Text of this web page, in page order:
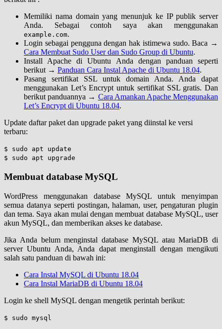
Memiliki nama domain yang menunjuk ke IP publik server
Anda. Sebagai contoh saya akan menggunakan
example.com.
Login sebagai pengguna dengan hak istimewa sudo. Baca →
Cara Membuat Sudo User dan Sudo Group di Ubuntu.
Install Apache di Ubuntu Anda dengan panduan seperti
berikut → Panduan Cara Instal Apache di Ubuntu 18.04.
Pasang sertifikat SSL untuk domain Anda. Anda dapat
menggunakan Let’s Encrypt untuk sertifikat SSL gratis. Dan
berikut panduannya → Cara Amankan Apache Menggunakan
Let’s Encrypt di Ubuntu 18.04.
Update daftar paket dan upgrade paket yang diinstal ke versi
terbaru:
$ sudo apt update
$ sudo apt upgrade
Membuat database MySQL
WordPress menggunakan database MySQL untuk menyimpan
semua datanya seperti postingan, halaman, user, pengaturan plugin
dan tema. Saya akan mulai dengan membuat database MySQL, user
akun MySQL, dan memberikan akses ke database.
Jika Anda belum menginstal database MySQL atau MariaDB di
server Ubuntu Anda, Anda dapat menginstall dengan mengikuti
salah satu panduan di bawah ini:
Cara Instal MySQL di Ubuntu 18.04
Cara Instal MariaDB di Ubuntu 18.04
Login ke shell MySQL dengan mengetik perintah berikut:
$ sudo mysql